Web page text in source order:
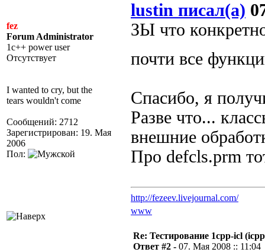
fez
Forum Administrator
1c++ power user
Отсутствует
I wanted to cry, but the
tears wouldn't come
Сообщений: 2712
Зарегистрирован: 19. Мая
2006
Пол:
lustin писал(а)
ЗЫ что
почти все
Спасибо, я
Разве что...
внешние
Про defcls.prm
http://fezeev.livejournal.com/
www
Re: Тестирование 1cpp-icl
Ответ #2 - 07. Мая 2008 :: 11:04